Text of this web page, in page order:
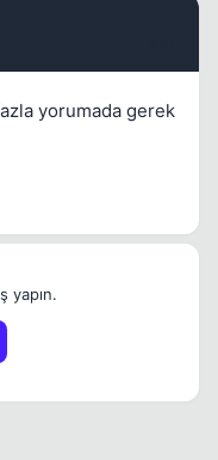
yorumada gerek
yapın.